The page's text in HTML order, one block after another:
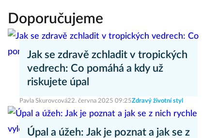
Doporučujeme
Jak se zdravě zchladit v tropických
vedrech: Co pomáhá a kdy už
riskujete úpal
Pavla Skurovcová22. června 2025 09:25Zdravý životní styl
Úpal a úžeh: Jak je poznat a jak se z